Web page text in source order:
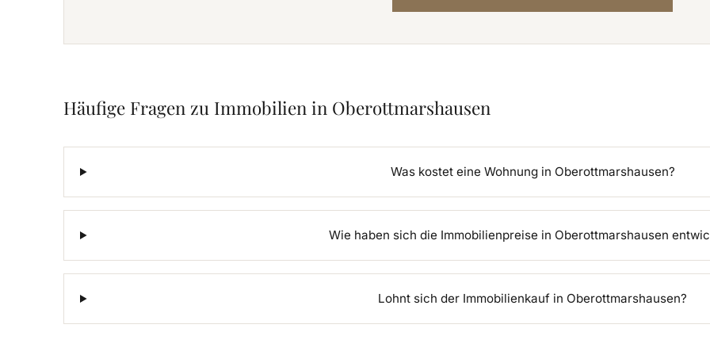
Häufige Fragen zu Immobilien in Oberottmarshausen
Was kostet eine Wohnung in Oberottmarshausen?
Wie haben sich die Immobilienpreise in Oberottmarshausen
Lohnt sich der Immobilienkauf in Oberottmarshausen?